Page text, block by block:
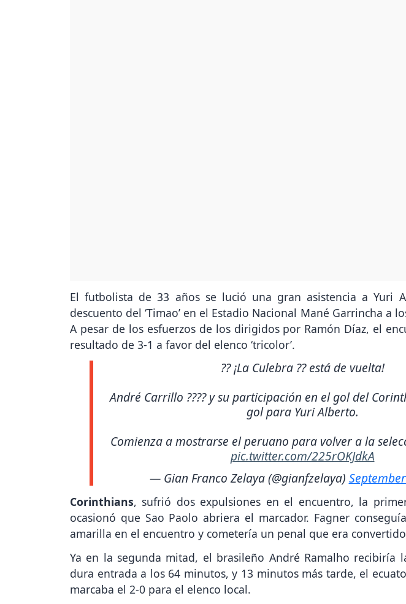
El futbolista de 33 años se lució una gran asistencia a Yuri
descuento del ‘Timao’ en el Estadio Nacional Mané Garrincha a
A pesar de los esfuerzos de los dirigidos por Ramón Díaz, el
resultado de 3-1 a favor del elenco ‘tricolor’.
?? ¡La Culebra ?? está de vuelta!
André Carrillo ???? y su participación en el gol del
gol para Yuri Alberto.
Comienza a mostrarse el peruano para volver a la
pic.twitter.com/225rOKJdkA
— Gian Franco Zelaya (@gianfzelaya)
Corinthians, sufrió dos expulsiones en el encuentro, la
ocasionó que Sao Paolo abriera el marcador. Fagner
amarilla en el encuentro y cometería un penal que era
Ya en la segunda mitad, el brasileño André Ramalho recibiría
dura entrada a los 64 minutos, y 13 minutos más tarde, el
marcaba el 2-0 para el elenco local.